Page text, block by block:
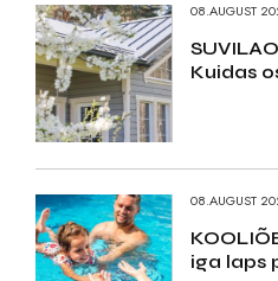
08.AUGUST
Kuidas
08.AUGUST
iga laps